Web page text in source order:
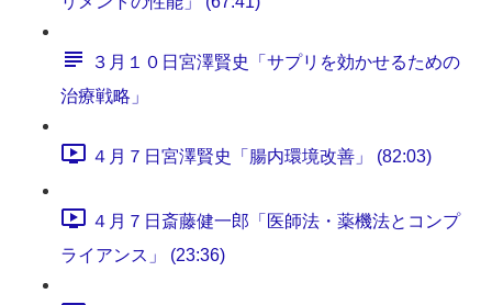
３月１０日宮澤賢史「サプリを効かせるための
治療戦略」
４月７日宮澤賢史「腸内環境改善」 (82:03)
４月７日斎藤健一郎「医師法・薬機法とコンプ
ライアンス」 (23:36)